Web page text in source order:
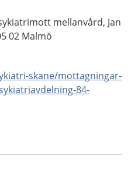
mellanvård, Jan
02 Malmö
skane/mottagningar-
84-